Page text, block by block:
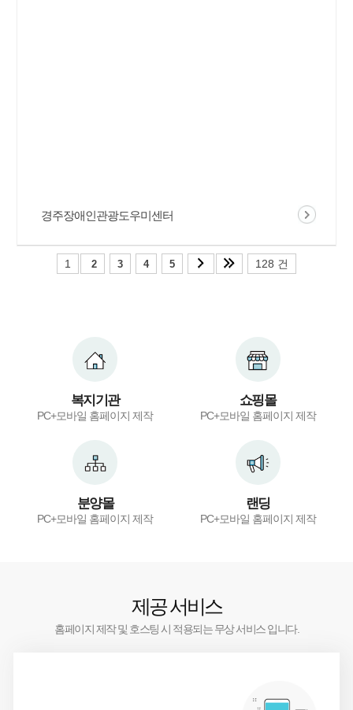
경주장애인관광도우미센터
1 2 3 4 5 128 건
복지기관
PC+모바일 홈페이지 제작
쇼핑몰
PC+모바일 홈페이지 제작
분양몰
PC+모바일 홈페이지 제작
랜딩
PC+모바일 홈페이지 제작
제공 서비스
홈페이지 제작 및 호스팅 시 적용되는 무상 서비스 입니다.